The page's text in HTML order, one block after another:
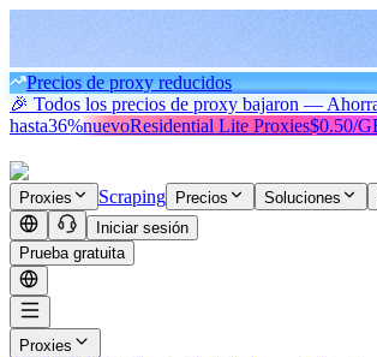
Precios de proxy reducidos
🎉 Todos los precios de proxy bajaron —
hasta36%nuevoResidential Lite Proxies$0.50/
Proxies Scraping Precios Soluciones
Iniciar sesión
Prueba gratuita
Proxies